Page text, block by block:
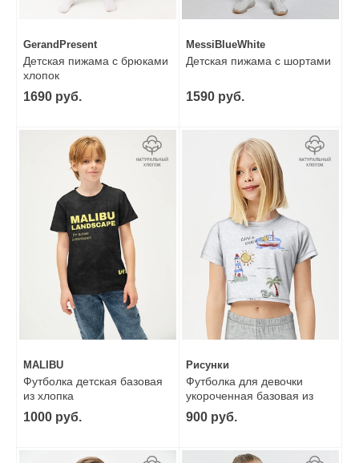
GerandPresent
Детская пижама с брюками
хлопок
1690 руб.
MessiBlueWhite
Детская пижама с шортами
1590 руб.
MALIBU
Футболка детская базовая
из хлопка
1000 руб.
Рисунки
Футболка для девочки
укороченная базовая из
хлопка
900 руб.